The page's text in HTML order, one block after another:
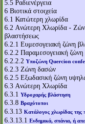
5.5 Ραδιενέργεια
6 Βιοτικά στοιχεία
6.1 Κατώτερη χλωρίδα
6.2 Aνώτερη Χλωρίδα -
βλαστήσεως
6.2.1 Ευμεσογειακή ζώνη
6.2.2 Παραμεσογειακή
6.2.2.2 Υποζώνη Quercion
6.2.3 Ζώνη δασών
6.2.5 Εξωδασική ζώνη
6.3 Aνώτερη Χλωρίδα
6.3.1 Υδροχαρής βλάστηση
6.3.8 Βραχότοποι
6.3.13 Κατάλογος χλωρίδας της
6.3.13.1 Ενδημικά, σπάνια, ή